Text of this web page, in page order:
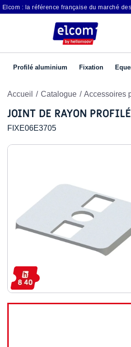
Elcom : la référence française du marché
Profilé aluminium Fixation
Accueil Catalogue Accessoires
JOINT DE RAYON
FIXE06E3705